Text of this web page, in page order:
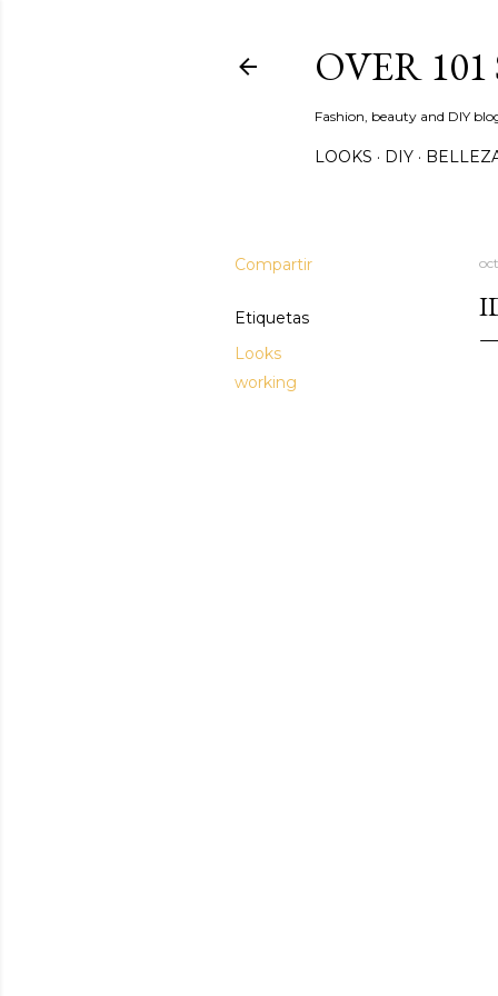
OVER
Fashion, beauty and DIY
LOOKS DIY
Compartir
Etiquetas
Looks
working